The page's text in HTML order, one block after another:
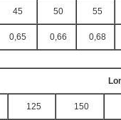
45 50 55
0,65 0,66 0,68
125 150